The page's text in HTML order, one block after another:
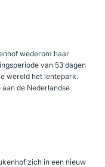
wederom haar
van 53 dagen
wereld het lentepark.
de Nederlandse
zich in een nieuw